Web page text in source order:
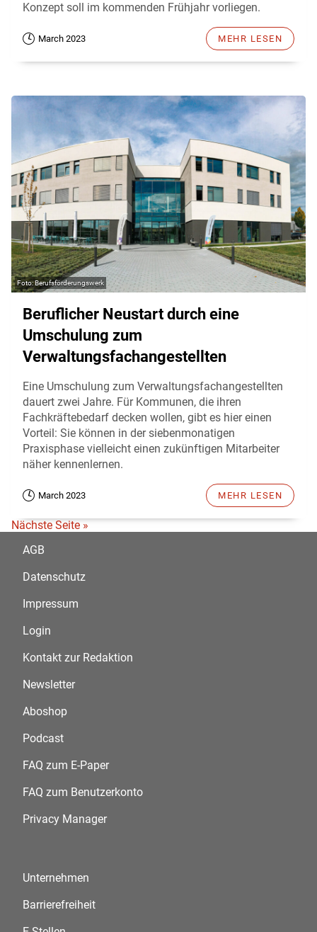
Konzept soll im kommenden Frühjahr vorliegen.
March 2023 MEHR LESEN
Berufsförderungswerk
Beruflicher Neustart durch eine
Umschulung zum
Verwaltungsfachangestellten
Eine Umschulung zum Verwaltungsfachangestellten
dauert zwei Jahre. Für Kommunen, die ihren
Fachkräftebedarf decken wollen, gibt es hier einen
Vorteil: Sie können in der siebenmonatigen
Praxisphase vielleicht einen zukünftigen Mitarbeiter
näher kennenlernen.
March 2023 MEHR LESEN
Nächste Seite »
AGB
Datenschutz
Impressum
Login
Kontakt zur Redaktion
Newsletter
Aboshop
Podcast
FAQ zum E-Paper
FAQ zum Benutzerkonto
Privacy Manager
Unternehmen
Barrierefreiheit